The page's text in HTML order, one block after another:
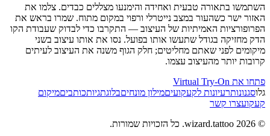
השתמשו בתאורה טבעית ואחידה והימנעו מצללים כבדים. צלמו את
האזור ישר כשהעור במצב נייטרלי ורפוי במקום מתוח. שמרו בראש את
הפרופורציות האמיתיות של העיצוב — התקרבו כדי לבדוק שעבודת הקו
הדק מחזיקה בגודל שתעשו אותו בפועל. נסו את אותו עיצוב בשני
מיקומים לפני שאתם מחליטים; חלק הגוף משנה את העיצוב לעיתים
קרובות יותר מהעיצוב עצמו.
פתחו את Virtual Try-On
גלוסגנונותרעיונות לקעקועיםמילון מונחיםבלוגתגיותכותביםמיקום
קעקועצרו קשר
© 2026 wizard.tattoo. כל הזכויות שמורות.